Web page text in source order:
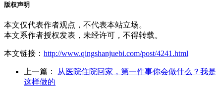
版权声明
本文仅代表作者观点，不代表本站立场。
本文系作者授权发表，未经许可，不得转载。
本文链接： http://www.qingshanjuebi.com/post/4241.html
上一篇：
从医院住院回家，第一件事你会做什么？我是
这样做的